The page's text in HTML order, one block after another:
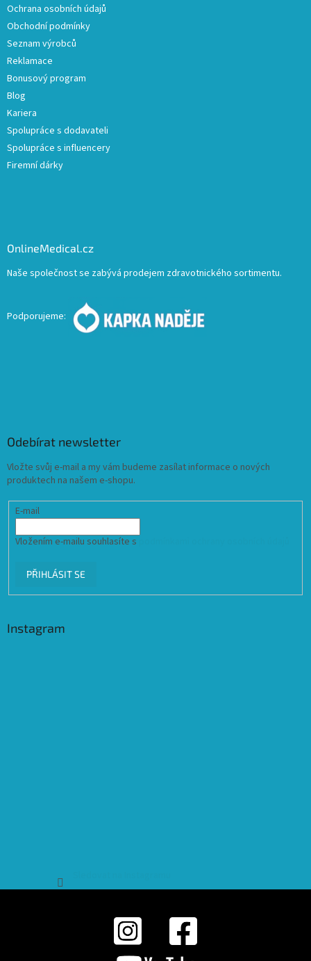
Ochrana osobních údajů
Obchodní podmínky
Seznam výrobců
Reklamace
Bonusový program
Blog
Kariera
Spolupráce s dodavateli
Spolupráce s influencery
Firemní dárky
OnlineMedical.cz
Naše společnost se zabývá prodejem zdravotnického sortimentu.
Podporujeme:
Odebírat newsletter
Vložte svůj e-mail a my vám budeme zasílat informace o nových
produktech na našem e-shopu.
E-mail
Vložením e-mailu souhlasíte s
PŘIHLÁSIT SE
Instagram